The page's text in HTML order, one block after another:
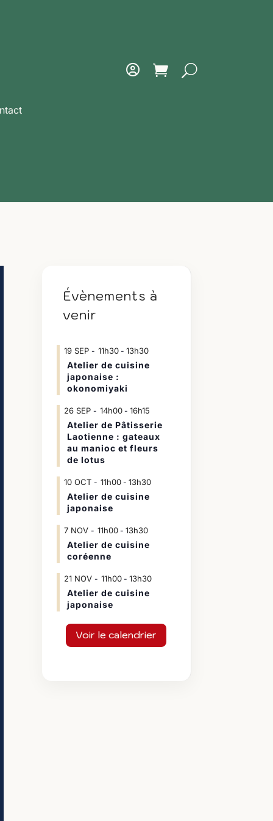
Évènements à
venir
19 SEP 11h30- 13h30
Atelier de cuisine
japonaise :
okonomiyaki
26 SEP 14h00- 16h15
Atelier de Pâtisserie
Laotienne : gateaux
au manioc et fleurs
de lotus
10 OCT 11h00- 13h30
Atelier de cuisine
japonaise
7 NOV 11h00- 13h30
Atelier de cuisine
coréenne
21 NOV 11h00- 13h30
Atelier de cuisine
japonaise
Voir le calendrier